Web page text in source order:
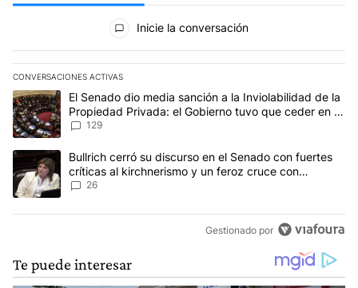
Todos los comentarios
Inicie la conversación
CONVERSACIONES ACTIVAS
Este listado muestra los artículos con más comentarios en los
Un artículo de tendencia con el título "El Senado dio media
El Senado dio media sanción a la Inviolabilidad de la
Propiedad Privada: el Gobierno tuvo que ceder en la
Ley del Manejo del Fuego
129
Un artículo de tendencia con el título "Bullrich cerró su discurso
Bullrich cerró su discurso en el Senado con fuertes
críticas al kirchnerismo y un feroz cruce con
Capitanich al que le gritó “¡cállate!”
26
Gestionado por